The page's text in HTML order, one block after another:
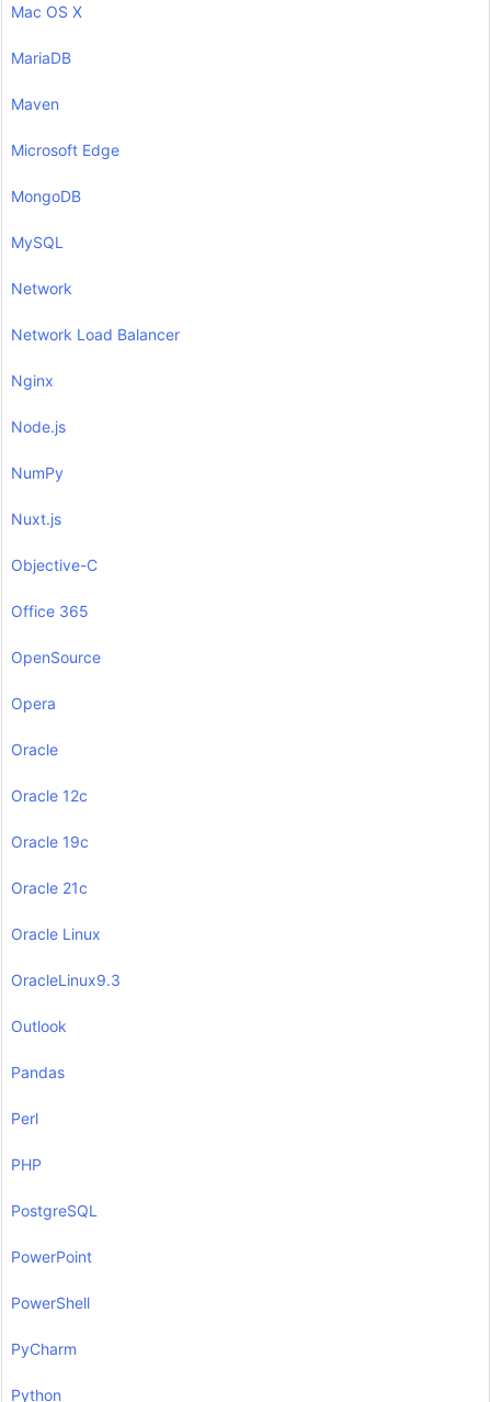
Mac OS X
MariaDB
Maven
Microsoft Edge
MongoDB
MySQL
Network
Network Load Balancer
Nginx
Node.js
NumPy
Nuxt.js
Objective-C
Office 365
OpenSource
Opera
Oracle
Oracle 12c
Oracle 19c
Oracle 21c
Oracle Linux
OracleLinux9.3
Outlook
Pandas
Perl
PHP
PostgreSQL
PowerPoint
PowerShell
PyCharm
Python